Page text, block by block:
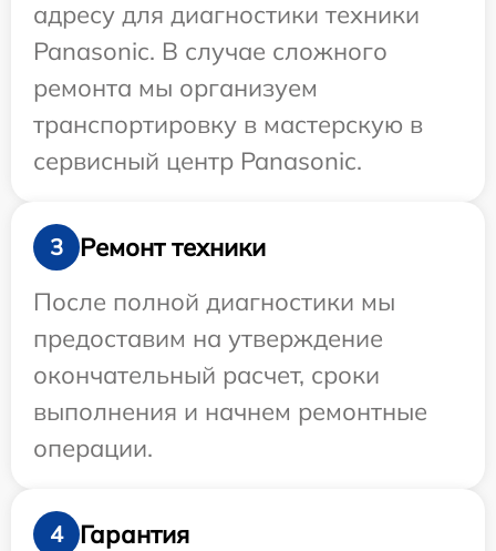
адресу для диагностики техники
Panasonic. В случае сложного
ремонта мы организуем
транспортировку в мастерскую в
сервисный центр Panasonic.
3
Ремонт техники
После полной диагностики мы
предоставим на утверждение
окончательный расчет, сроки
выполнения и начнем ремонтные
операции.
4
Гарантия